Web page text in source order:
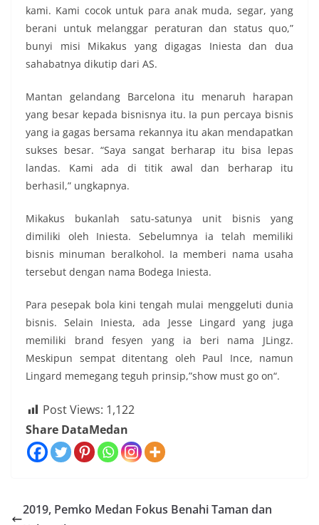
kami. Kami cocok untuk para anak muda, segar, yang
berani untuk melanggar peraturan dan status quo,”
bunyi misi Mikakus yang digagas Iniesta dan dua
sahabatnya dikutip dari AS.
Mantan gelandang Barcelona itu menaruh harapan
yang besar kepada bisnisnya itu. Ia pun percaya bisnis
yang ia gagas bersama rekannya itu akan mendapatkan
sukses besar. “Saya sangat berharap itu bisa lepas
landas. Kami ada di titik awal dan berharap itu
berhasil,” ungkapnya.
Mikakus bukanlah satu-satunya unit bisnis yang
dimiliki oleh Iniesta. Sebelumnya ia telah memiliki
bisnis minuman beralkohol. Ia memberi nama usaha
tersebut dengan nama Bodega Iniesta.
Para pesepak bola kini tengah mulai menggeluti dunia
bisnis. Selain Iniesta, ada Jesse Lingard yang juga
memiliki brand fesyen yang ia beri nama JLingz.
Meskipun sempat ditentang oleh Paul Ince, namun
Lingard memegang teguh prinsip,”show must go on“.
Post Views: 1,122
Share DataMedan
2019, Pemko Medan Fokus Benahi Taman dan